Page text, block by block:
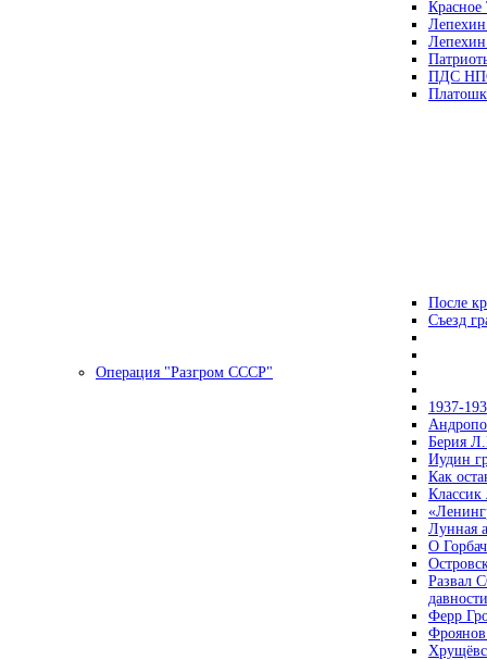
ПДС
После
Съезд
Операция "Разгром СССР"
1937-
Берия
Иудин
Как
Лунная
О
Развал
давности
Ферр